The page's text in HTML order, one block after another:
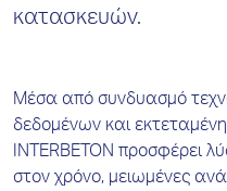
κατασκευών.
Μέσα από συνδυασμό
δεδομένων και
INTERBETON προσφέρει
στον χρόνο, μειωμένες